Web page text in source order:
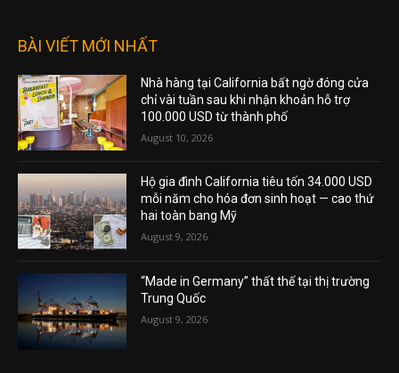
BÀI VIẾT MỚI NHẤT
Nhà hàng tại California bất ngờ đóng cửa
chỉ vài tuần sau khi nhận khoản hỗ trợ
100.000 USD từ thành phố
August 10, 2026
Hộ gia đình California tiêu tốn 34.000 USD
mỗi năm cho hóa đơn sinh hoạt — cao thứ
hai toàn bang Mỹ
August 9, 2026
“Made in Germany” thất thế tại thị trường
Trung Quốc
August 9, 2026